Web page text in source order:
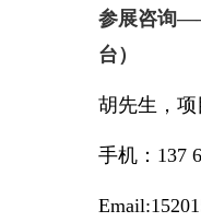
参展咨询
台）
胡先生，项
手机：137